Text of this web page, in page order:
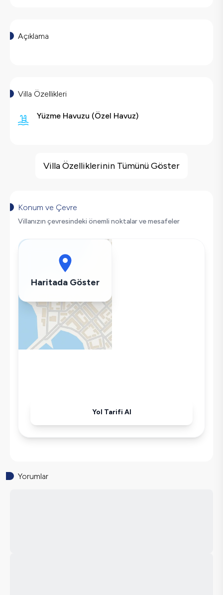
Açıklama
Villa Özellikleri
Yüzme Havuzu (Özel Havuz)
Barbekü
Çamaşır Makinesi
Buzdolabı
Wifi / İnternet
Villa Özelliklerinin Tümünü Göster
Konum ve Çevre
Villanızın çevresindeki önemli noktalar ve mesafeler
Haritada Göster
Yol Tarifi Al
Yorumlar